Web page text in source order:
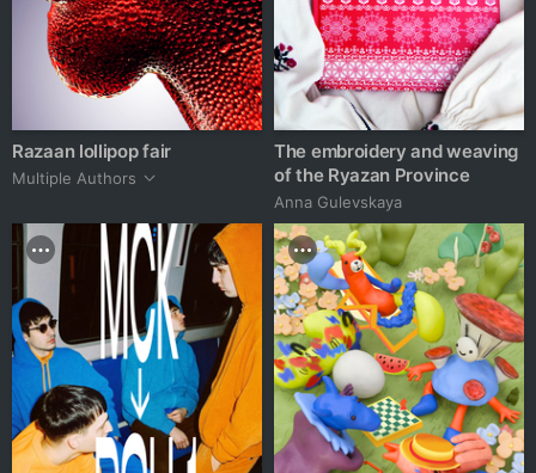
Razaan lollipop fair
Multiple Authors
The embroidery and weaving
of the Ryazan Province
Anna Gulevskaya